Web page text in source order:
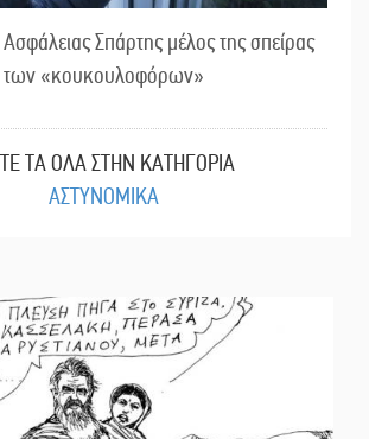
Σπάρτης μέλος της σπείρας
των «κουκουλοφόρων»
ΤΑ ΟΛΑ ΣΤΗΝ ΚΑΤΗΓΟΡΙΑ
ΑΣΤΥΝΟΜΙΚΑ